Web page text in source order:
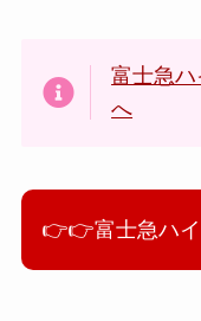
富士急
へ
👉👉富士急ハイ